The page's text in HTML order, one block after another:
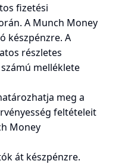
fizetési
A Munch Money
készpénzre. A
részletes
számú melléklete
meg a
feltételeit
Money
át készpénzre.